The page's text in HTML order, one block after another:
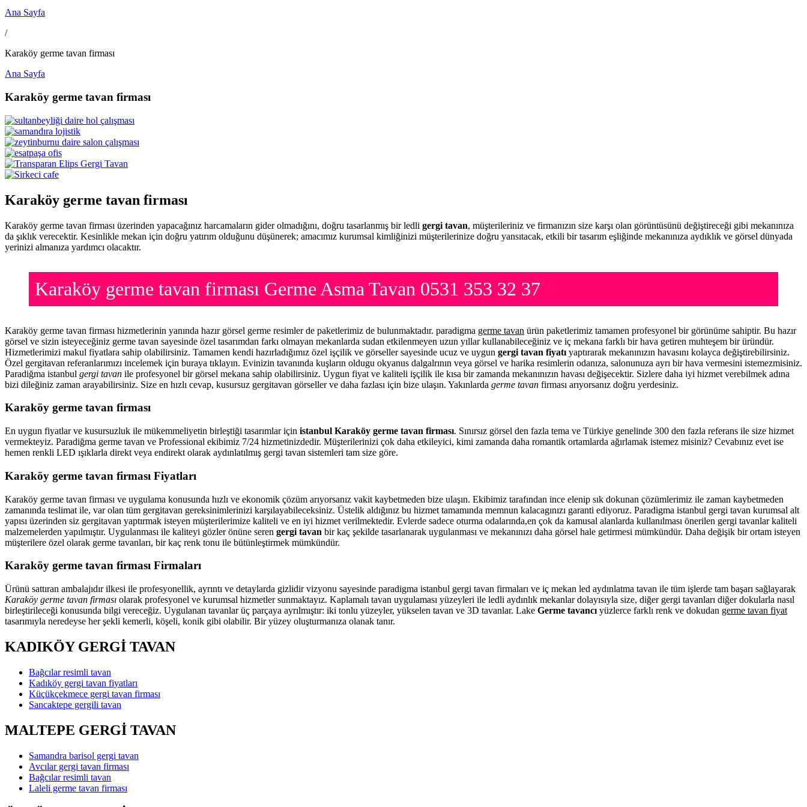
Ana Sayfa
/
Karaköy germe tavan firması
Ana Sayfa
Karaköy germe tavan firması
Karaköy germe tavan firması
Karaköy germe tavan firması üzerinden yapacağınız harcamaların gider olmadığını, doğru tasarlanmış bir ledli gergi tavan, müşterileriniz ve firmanızın size karşı olan görüntüsünü değiştireceği gibi mekanınıza
da şıklık verecektir. Kesinlikle mekan için doğru yatırım olduğunu düşünerek; amacımız kurumsal kimliğinizi müşterilerinize doğru yansıtacak, etkili bir tasarım eşliğinde mekanınıza aydıklık ve görsel dünyada
yerinizi almanıza yardımcı olacaktır.
Karaköy germe tavan firması Germe Asma Tavan 0531 353 32 37
Karaköy germe tavan firması hizmetlerinin yanında hazır görsel germe resimler de paketlerimiz de bulunmaktadır. paradigma germe tavan ürün paketlerimiz tamamen profesyonel bir görünüme sahiptir. Bu hazır
görsel ve sizin isteyeceğiniz germe tavan sayesinde özel tasarımdan farkı olmayan mekanlarda sudan etkilenmeyen uzun yıllar kullanabileceğiniz ve iç mekana farklı bir hava getiren muhteşem bir üründür.
Hizmetlerimizi makul fiyatlara sahip olabilirsiniz. Tamamen kendi hazırladığımız özel işçilik ve görseller sayesinde ucuz ve uygun gergi tavan fiyatı yaptırarak mekanınızın havasını kolayca değiştirebilirsiniz.
Özel gergitavan referanlarımızı incelemek için buraya tıklayın. Evinizin tavanında kuşların oldugu okyanus dalgalrının veya görsel ve harika resimlerin odanıza, salonunuza ayrı bir hava vermesini istemezmisiniz.
Paradiğma istanbul gergi tavan ile profesyonel bir görsel mekana sahip olabilirsiniz. Uygun fiyat ve kaliteli işçilik ile kısa bir zamanda mekanınızın havası değişecektir. Sizlere daha iyi hizmet verebilmek adına
bizi dileğiniz zaman arayabilirsiniz. Size en hızlı cevap, kusursuz gergitavan görseller ve daha fazlası için bize ulaşın. Yakınlarda germe tavan firması arıyorsanız doğru yerdesiniz.
Karaköy germe tavan firması
En uygun fiyatlar ve kusursuzluk ile mükemmeliyetin birleştiği tasarımlar için istanbul Karaköy germe tavan firması. Sınırsız görsel den fazla tema ve Türkiye genelinde 300 den fazla referans ile size hizmet
vermekteyiz. Paradiğma germe tavan ve Professional ekibimiz 7/24 hizmetinizdedir. Müşterilerinizi çok daha etkileyici, kimi zamanda daha romantik ortamlarda ağırlamak istemez misiniz? Cevabınız evet ise
hemen renkli LED ışıklarla direkt veya endirekt olarak aydınlatılmış gergi tavan sistemleri tam size göre.
Karaköy germe tavan firması Fiyatları
Karaköy germe tavan firması ve uygulama konusunda hızlı ve ekonomik çözüm arıyorsanız vakit kaybetmeden bize ulaşın. Ekibimiz tarafından ince elenip sık dokunan çözümlerimiz ile zaman kaybetmeden
zamanında teslimat ile, var olan tüm gergitavan gereksinimlerinizi karşılayabileceksiniz. Üstelik aldığınız bu hizmet tamamında memnun kalacagınızı garanti ediyoruz. Paradigma istanbul gergi tavan kurumsal alt
yapısı üzerinden siz gergitavan yaptırmak isteyen müşterilerimize kaliteli ve en iyi hizmet verilmektedir. Evlerde sadece oturma odalarında,en çok da kamusal alanlarda kullanılması önerilen gergi tavanlar kaliteli
malzemelerden yapılmıştır. Uygulanması ile kaliteyi gözler önüne seren gergi tavan bir kaç şekilde tasarlanarak uygulanması ve mekanınızı daha görsel hale getirmesi mümkündür. Daha değişik bir ortam isteyen
müşterilere özel olarak germe tavanları, bir kaç renk tonu ile bütünleştirmek mümkündür.
Karaköy germe tavan firması Firmaları
Ürünü sattıran ambalajıdır ilkesi ile profesyonellik, ayrıntı ve detaylarda gizlidir vizyonu sayesinde paradigma istanbul gergi tavan firmaları ve iç mekan led aydınlatma tavan ile tüm işlerde tam başarı sağlayarak
Karaköy germe tavan firması olarak profesyonel ve kurumsal hizmetler sunmaktayız. Kaplamalı tavan uygulaması yüzeyleri ile ledli aydınlık mekanlar dolayısıyla size, diğer gergi tavanları diğer dokularla nasıl
birleştirileceği konusunda bilgi vereceğiz. Uygulanan tavanlar üç parçaya ayrılmıştır: iki tonlu yüzeyler, yükselen tavan ve 3D tavanlar. Lake Germe tavancı yüzlerce farklı renk ve dokudan germe tavan fiyat
tasarımıyla neredeyse her şekli kemerli, köşeli, konik gibi olabilir. Bir yüzey oluşturmanıza olanak tanır.
KADIKÖY GERGİ TAVAN
Bağcılar resimli tavan
Kadıköy gergi tavan fiyatları
Küçükçekmece gergi tavan firması
Sancaktepe gergili tavan
MALTEPE GERGİ TAVAN
Samandra barisol gergi tavan
Avcılar gergi tavan firması
Bağcılar resimli tavan
Laleli germe tavan firması